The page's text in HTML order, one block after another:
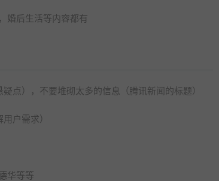
婚后生活等内容都有
点），不要堆砌太多的信息（腾讯新闻的标题）
户需求）
华等等